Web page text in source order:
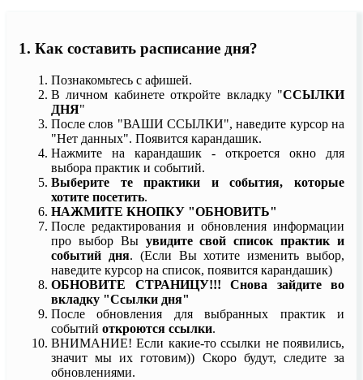
1. Как составить расписание дня?
Познакомьтесь с афишей.
В личном кабинете откройте вкладку "ССЫЛКИ
ДНЯ"
После слов "ВАШИ ССЫЛКИ", наведите курсор на
"Нет данных". Появится карандашик.
Нажмите на карандашик - откроется окно для
выбора практик и событий.
Выберите те практики и события, которые
хотите посетить.
НАЖМИТЕ КНОПКУ "ОБНОВИТЬ"
После редактирования и обновления информации
про выбор Вы увидите свой список практик и
событий дня. (Если Вы хотите изменить выбор,
наведите курсор на список, появится карандашик)
ОБНОВИТЕ СТРАНИЦУ!!! Снова зайдите во
вкладку "Ссылки дня"
После обновления для выбранных практик и
событий откроются ссылки.
ВНИМАНИЕ! Если какие-то ссылки не появились,
значит мы их готовим)) Скоро будут, следите за
обновлениями.